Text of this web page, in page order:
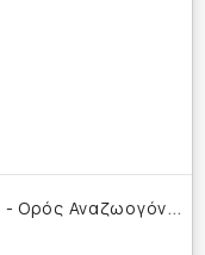
A
pivita Royal Jelly Elixir, Hair & Scalp - Ορός Αναζωογόνησης & Πυκνότητας Τριχωτού 50ml